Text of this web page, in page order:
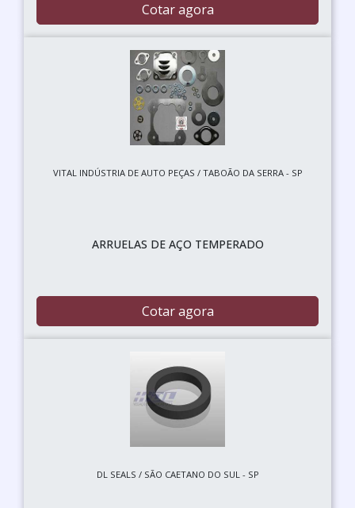
Cotar agora
VITAL INDÚSTRIA DE AUTO PEÇAS / TABOÃO DA SERRA - SP
ARRUELAS DE AÇO TEMPERADO
Cotar agora
DL SEALS / SÃO CAETANO DO SUL - SP